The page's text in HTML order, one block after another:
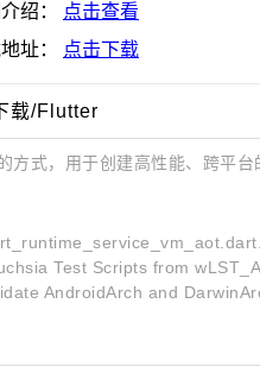
绍：
点击查看
址： 点击下载
载/Flutter
方式，用于创建高性能、跨平台
Test Scripts from
AndroidArch and